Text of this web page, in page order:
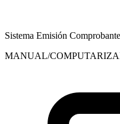
Sistema Emisión
MANUAL/